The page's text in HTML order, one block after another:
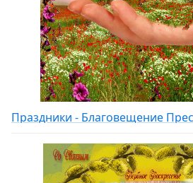
Праздники - Благовещение